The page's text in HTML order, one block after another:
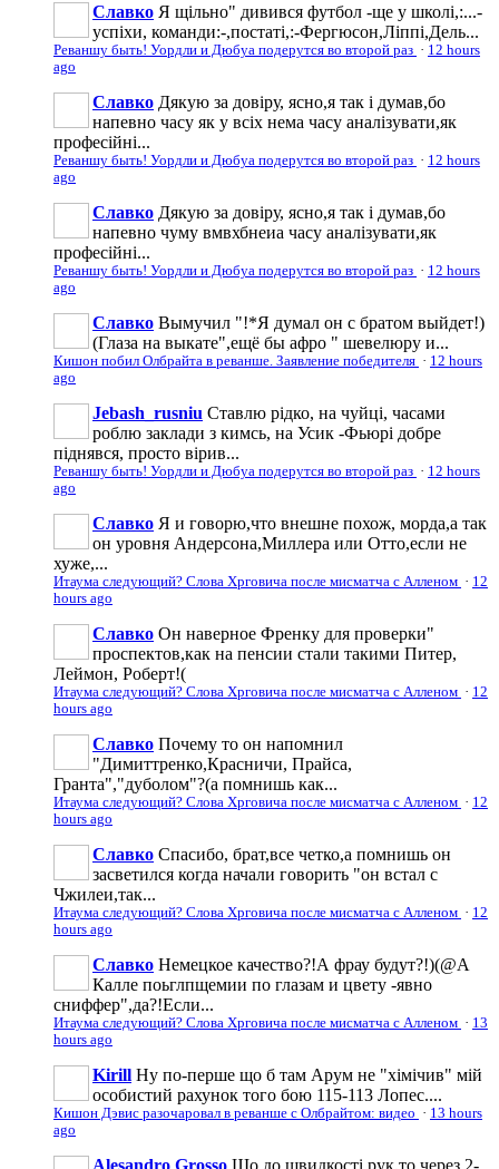
Славко Я щільно" дивився футбол -ще у школі,:...-
успіхи, команди:-,постаті,:-Фергюсон,Ліппі,Дель...
Реваншу быть! Уордли и Дюбуа подерутся во второй раз · 12 hours
ago
Славко Дякую за довіру, ясно,я так і думав,бо
напевно часу як у всіх нема часу аналізувати,як
професійні...
Реваншу быть! Уордли и Дюбуа подерутся во второй раз · 12 hours
ago
Славко Дякую за довіру, ясно,я так і думав,бо
напевно чуму вмвхбнеиа часу аналізувати,як
професійні...
Реваншу быть! Уордли и Дюбуа подерутся во второй раз · 12 hours
ago
Славко Вымучил "!*Я думал он с братом выйдет!)
(Глаза на выкате",ещё бы афро " шевелюру и...
Кишон побил Олбрайта в реванше. Заявление победителя · 12 hours
ago
Jebash_rusniu Ставлю рідко, на чуйці, часами
роблю заклади з кимсь, на Усик -Фьюрі добре
піднявся, просто вірив...
Реваншу быть! Уордли и Дюбуа подерутся во второй раз · 12 hours
ago
Славко Я и говорю,что внешне похож, морда,а так
он уровня Андерсона,Миллера или Отто,если не
хуже,...
Итаума следующий? Слова Хрговича после мисматча с Алленом · 12
hours ago
Славко Он наверное Френку для проверки"
проспектов,как на пенсии стали такими Питер,
Леймон, Роберт!(
Итаума следующий? Слова Хрговича после мисматча с Алленом · 12
hours ago
Славко Почему то он напомнил
"Димиттренко,Красничи, Прайса,
Гранта","дуболом"?(а помнишь как...
Итаума следующий? Слова Хрговича после мисматча с Алленом · 12
hours ago
Славко Спасибо, брат,все четко,а помнишь он
засветился когда начали говорить "он встал с
Чжилеи,так...
Итаума следующий? Слова Хрговича после мисматча с Алленом · 12
hours ago
Славко Немецкое качество?!А фрау будут?!)(@А
Калле поьглпщемии по глазам и цвету -явно
сниффер",да?!Если...
Итаума следующий? Слова Хрговича после мисматча с Алленом · 13
hours ago
Kirill Ну по-перше що б там Арум не "хімічив" мій
особистий рахунок того бою 115-113 Лопес....
Кишон Дэвис разочаровал в реванше с Олбрайтом: видео · 13 hours
ago
Alesandro Grosso Що до швидкості рук,то через 2-